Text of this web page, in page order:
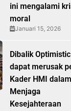
ini mengalami
moral
Januari 15, 2026
Dibalik
dapat merusak
Kader HMI dalam
Menjaga
Kesejahteraan